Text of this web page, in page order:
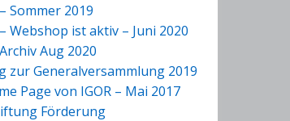
Sommer 2019
Webshop ist aktiv – Juni 2020
Aug 2020
zur Generalversammlung 2019
Page von IGOR – Mai 2017
Förderung